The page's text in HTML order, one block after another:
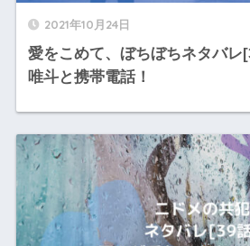
2021年10月24日
愛をこめて、ぼちぼちネタバレ
唯斗と携帯電話！